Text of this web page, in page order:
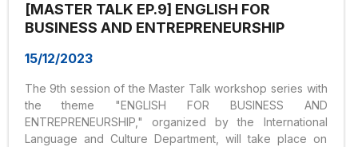
[MASTER TALK EP.9] ENGLISH FOR
BUSINESS AND ENTREPRENEURSHIP
15/12/2023
The 9th session of the Master Talk workshop series with
the theme "ENGLISH FOR BUSINESS AND
ENTREPRENEURSHIP," organized by the International
Language and Culture Department, will take place on